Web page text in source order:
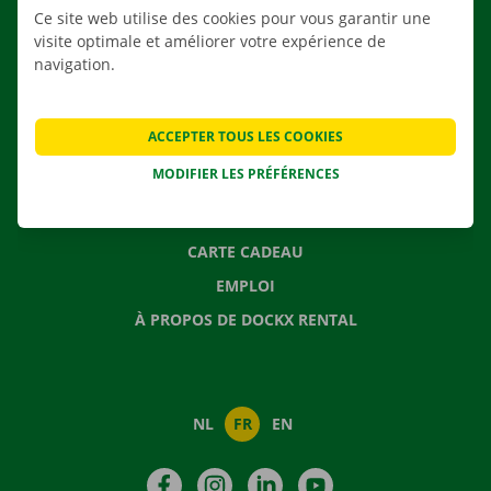
APPLI
SOLUTIONS DE DÉMÉNAGEMENT
QUESTIONS FRÉQUENTES
CARTE CADEAU
EMPLOI
À PROPOS DE DOCKX RENTAL
NL FR EN
FacebookInstagramLinkedIn
Ce site web utilise des cookies pour vous garantir une
visite optimale et améliorer votre expérience de
navigation.
MODIFIER LES PRÉFÉRENCES
ACCEPTER TOUS LES COOKIES